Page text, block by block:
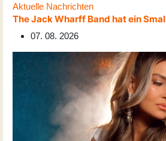
Aktuelle Nachrichten
The Jack Wharff Band hat ein
07. 08. 2026